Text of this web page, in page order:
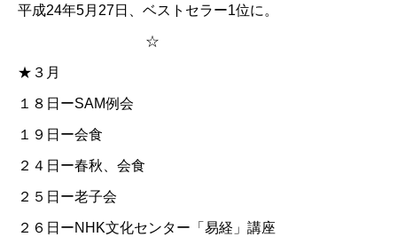
平成24年5月27日、ベストセラー1位に。
☆
★３月
１８日ーSAM例会
１９日ー会食
２４日ー春秋、会食
２５日ー老子会
２６日ーNHK文化センター「易経」講座